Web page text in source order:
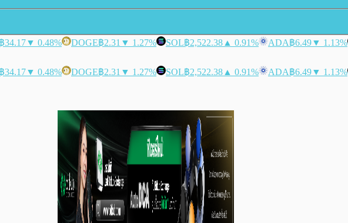
฿34.17▼ 0.48% DOGE฿2.31 ▼ 1.27% SOL฿2,522.38 ▲ 0.91% ADA฿6.49▼ 1.13%
฿34.17▼ 0.48% DOGE฿2.31 ▼ 1.27% SOL฿2,522.38 ▲ 0.91% ADA฿6.49▼ 1.13%